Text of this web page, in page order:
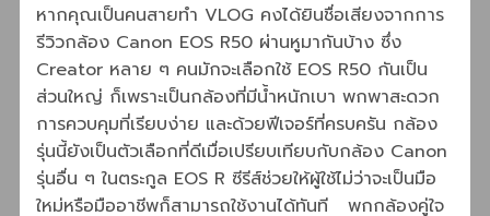
หากคุณเป็นคนสายทำ VLOG คงได้ยินชื่อเสียงจากการ
รีวิวกล้อง Canon EOS R50 ผ่านหูมากันบ้าง ซึ่ง
Creator หลาย ๆ คนมักจะเลือกใช้ EOS R50 กันเป็น
ส่วนใหญ่ ก็เพราะเป็นกล้องที่มีน้ำหนักเบา พกพาสะดวก
การควบคุมที่เรียบง่าย และด้วยฟีเจอร์ที่ครบครัน กล้อง
รุ่นนี้ยังเป็นตัวเลือกที่ดีเมื่อเปรียบเทียบกับกล้อง Canon
รุ่นอื่น ๆ ในตระกูล EOS R ซีรีส์ช่วยให้ผู้ใช้ไม่ว่าจะเป็นมือ
ใหม่หรือมืออาชีพก็สามารถใช้งานได้ทันที พกกล้องคู่ใจ